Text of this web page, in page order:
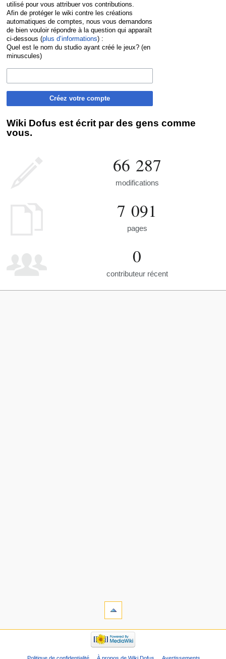
utilisé pour vous attribuer vos contributions.
Afin de protéger le wiki contre les créations
automatiques de comptes, nous vous demandons
de bien vouloir répondre à la question qui apparaît
ci-dessous (plus d’informations) :
Quel est le nom du studio ayant créé le jeux? (en
minuscules)
Créez votre compte
Wiki Dofus est écrit par des gens comme
vous.
66 287
modifications
7 091
pages
0
contributeur récent